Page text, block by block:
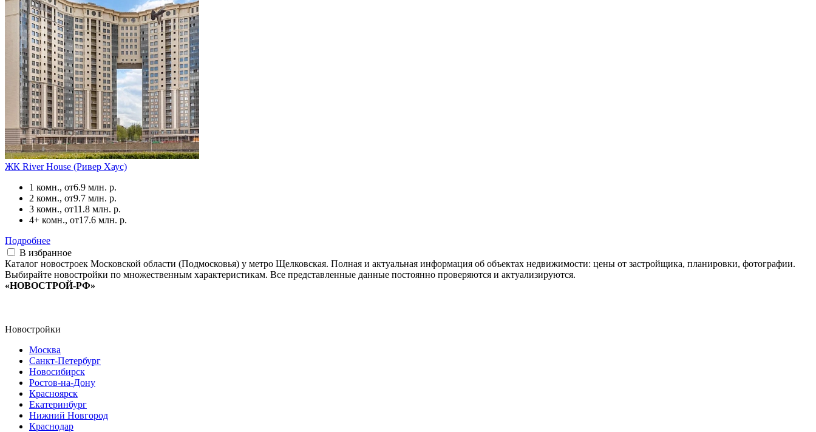
ЖК River House (Ривер Хаус)
1 комн., от6.9 млн. р.
2 комн., от9.7 млн. р.
3 комн., от11.8 млн. р.
4+ комн., от17.6 млн. р.
Подробнее
В избранное
Каталог новостроек Московской области (Подмосковья) у метро Щелковская. Полная и актуальная информация об объектах недвижимости: цены от застройщика, планировки, фотографии.
Выбирайте новостройки по множественным характеристикам. Все представленные данные постоянно проверяются и актуализируются.
«НОВОСТРОЙ-РФ»
Новостройки
Москва
Санкт-Петербург
Новосибирск
Ростов-на-Дону
Красноярск
Екатеринбург
Нижний Новгород
Краснодар